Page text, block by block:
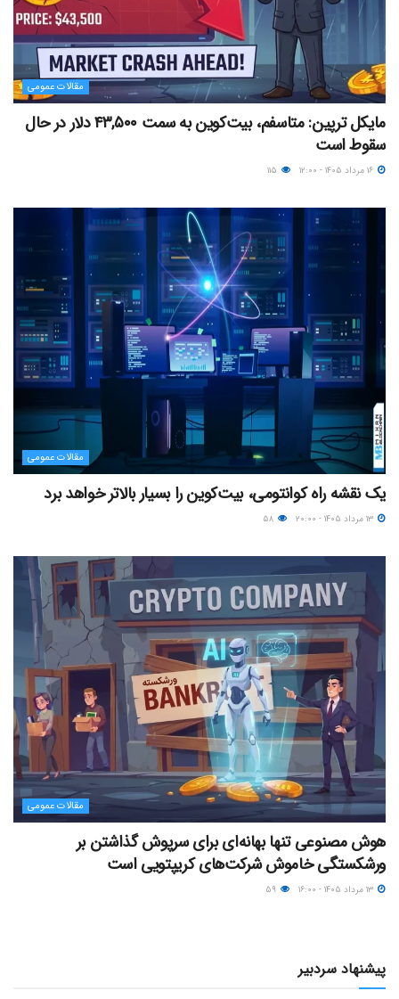
مقالات عمومی
مایکل ترپین: متاسفم، بیت‌کوین به سمت ۴۳,۵۰۰ دلار در حال
سقوط است
مقالات عمومی
یک نقشه راه کوانتومی، بیت‌کوین را بسیار بالاتر خواهد برد
مقالات عمومی
هوش مصنوعی تنها بهانه‌ای برای سرپوش گذاشتن بر
ورشکستگی خاموش شرکت‌های کریپتویی است
پیشنهاد سردبیر